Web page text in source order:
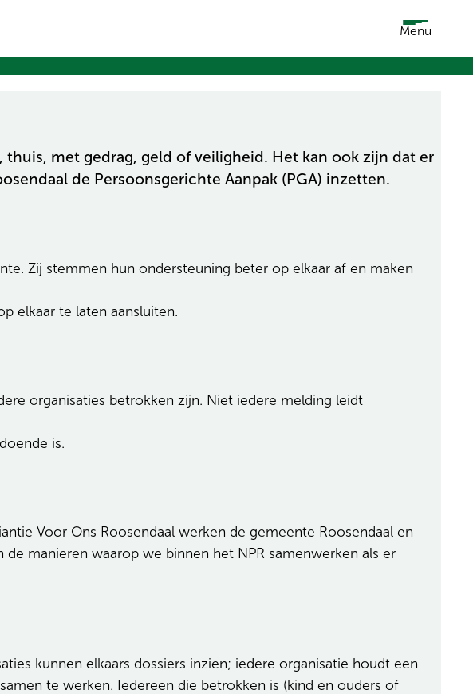
Menu
met gedrag, geld of veiligheid. Het kan ook zijn dat er
de Persoonsgerichte Aanpak (PGA) inzetten.
Zij stemmen hun ondersteuning beter op elkaar af en maken
elkaar te laten aansluiten.
organisaties betrokken zijn. Niet iedere melding leidt
is.
Voor Ons Roosendaal werken de gemeente Roosendaal en
manieren waarop we binnen het NPR samenwerken als er
kunnen elkaars dossiers inzien; iedere organisatie houdt een
te werken. Iedereen die betrokken is (kind en ouders of